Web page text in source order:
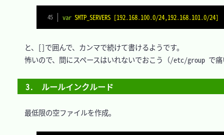
var SMTP_SERVERS [192.168.100.0/24,192.168.101.0/24]
と、[]で囲んで、カンマで続けて書けるようです。
怖いので、間にスペースはいれないでおこう（/etc/group で痛
3.　ルールインクルード
最低限の空ファイルを作成。